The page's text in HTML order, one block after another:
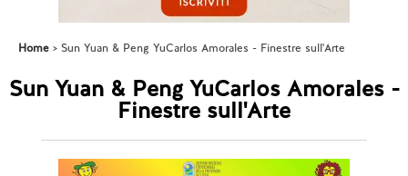
Home Sun Yuan & Peng YuCarlos Amorales - Finestre sull'Arte
Sun Yuan & Peng YuCarlos Amorales -
Finestre sull'Arte